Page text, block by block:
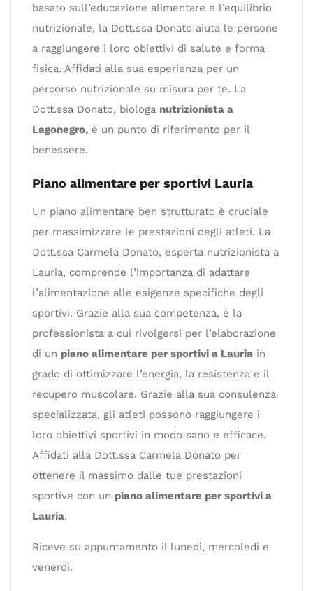
basato sull’educazione alimentare e l’equilibrio
nutrizionale, la Dott.ssa Donato aiuta le persone
a raggiungere i loro obiettivi di salute e forma
fisica. Affidati alla sua esperienza per un
percorso nutrizionale su misura per te. La
Dott.ssa Donato, biologa nutrizionista a
Lagonegro, è un punto di riferimento per il
benessere.
Piano alimentare per sportivi Lauria
Un piano alimentare ben strutturato è cruciale
per massimizzare le prestazioni degli atleti. La
Dott.ssa Carmela Donato, esperta nutrizionista a
Lauria, comprende l’importanza di adattare
l’alimentazione alle esigenze specifiche degli
sportivi. Grazie alla sua competenza, è la
professionista a cui rivolgersi per l’elaborazione
di un piano alimentare per sportivi a Lauria in
grado di ottimizzare l’energia, la resistenza e il
recupero muscolare. Grazie alla sua consulenza
specializzata, gli atleti possono raggiungere i
loro obiettivi sportivi in modo sano e efficace.
Affidati alla Dott.ssa Carmela Donato per
ottenere il massimo dalle tue prestazioni
sportive con un piano alimentare per sportivi a
Lauria.
Riceve su appuntamento il lunedì, mercoledì e
venerdì.